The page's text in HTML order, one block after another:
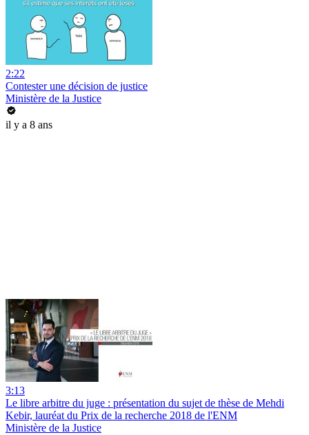
2:22
Contester une décision de justice
Ministère de la Justice
il y a 8 ans
3:13
Le libre arbitre du juge : présentation du sujet de thèse de Mehdi
Kebir, lauréat du Prix de la recherche 2018 de l'ENM
Ministère de la Justice